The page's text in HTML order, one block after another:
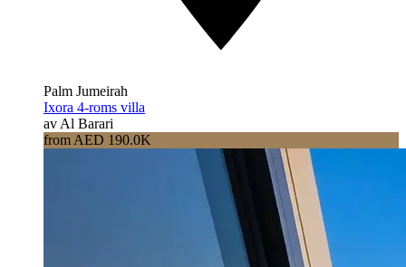
Palm Jumeirah
Ixora 4-roms villa
av Al Barari
from AED 190.0K